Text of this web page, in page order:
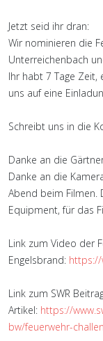
Jetzt seid ihr dran:
Wir nominieren die
Unterreichenbach
Ihr habt 7 Tage Zeit,
uns auf eine
Schreibt uns in die
Danke an die
Danke an die
Abend beim Filmen.
Equipment, für das
Link zum Video der
Engelsbrand: https://
Link zum SWR
Artikel: https://
bw/feuerwehr-